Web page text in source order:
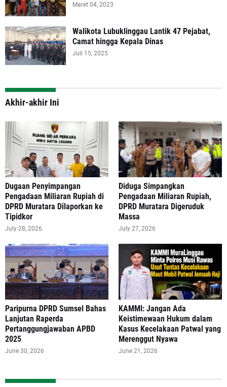
Maret 04, 2023
Walikota Lubuklinggau Lantik 47 Pejabat,
Camat hingga Kepala Dinas
Juli 15, 2025
Akhir-akhir Ini
‎Dugaan Penyimpangan
Pengadaan Miliaran Rupiah di
DPRD Muratara Dilaporkan ke
Tipidkor
July 28, 2026
Diduga Simpangkan
Pengadaan Miliaran Rupiah,
DPRD Muratara Digeruduk
Massa
July 27, 2026
Paripurna DPRD Sumsel Bahas
Lanjutan Raperda
Pertanggungjawaban APBD
2025
June 30, 2026
‎KAMMI: Jangan Ada
Keistimewaan Hukum dalam
Kasus Kecelakaan Patwal yang
Merenggut Nyawa
June 21, 2026